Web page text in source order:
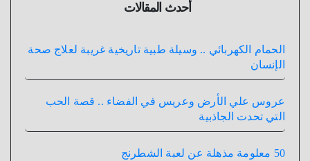
أحدث المقالات
الحمام الكهربائي .. وسيلة طبية تاريخية غريبة لعلاج صحة
الإنسان
عروس علي الأرض وعريس في الفضاء .. قصة الحب
التي تحدت الجاذبية
50 معلومة مذهلة عن لعبة الشطرنج